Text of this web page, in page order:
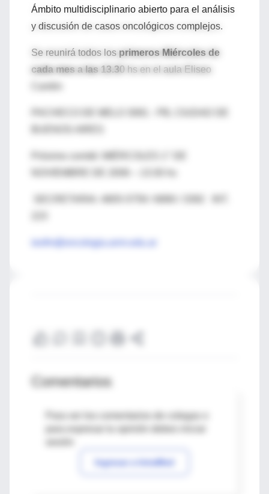
Ámbito multidisciplinario abierto para el análisis
y discusión de casos oncológicos complejos.
Se reunirá todos los primeros Miércoles de
cada mes a las 13.30 hs en el aula Eliseo
ieofm@oncologia.anm.edu.ar
Comentarios
Para ver los comentarios de colegas o
Ingresar a IntraMed